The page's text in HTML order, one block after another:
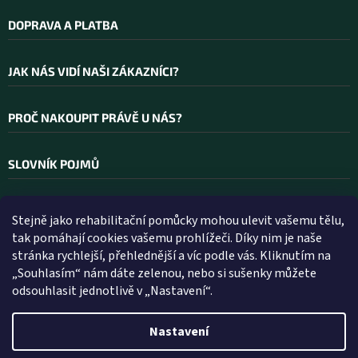
Stejně jako rehabilitační pomůcky mohou ulevit vašemu tělu,
tak pomáhají cookies vašemu prohlížeči. Díky nim je naše
stránka rychlejší, přehlednější a víc podle vás. Kliknutím na
„Souhlasím“ nám dáte zelenou, nebo si sušenky můžete
odsouhlasit jednotlivě v „Nastavení“.
Nastavení
DOPRAVA A PLATBA
JAK NÁS VIDÍ NAŠI ZÁKAZNÍCI?
PROČ NAKOUPIT PRÁVĚ U NÁS?
SLOVNÍK POJMŮ
Kontakt
INFO@WELLEA.CZ
800 200 900
602 112 602